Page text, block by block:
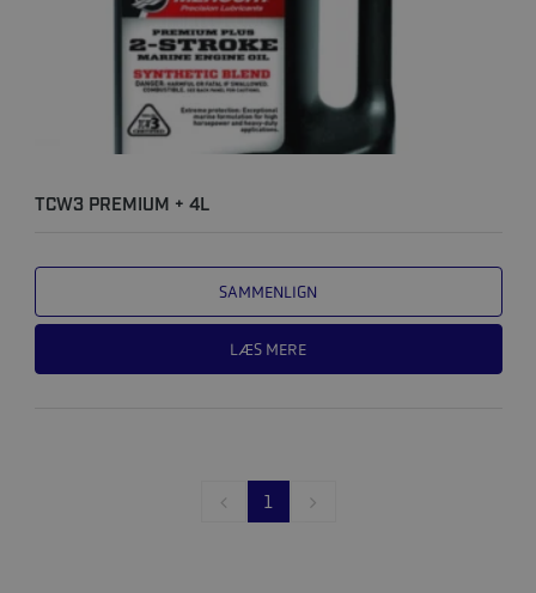
TCW3 PREMIUM + 4L
SAMMENLIGN
LÆS MERE
1